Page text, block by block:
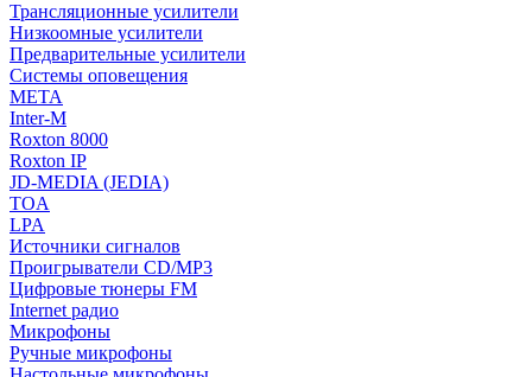
Трансляционные усилители
Низкоомные усилители
Предварительные усилители
Системы оповещения
МЕТА
Inter-M
Roxton 8000
Roxton IP
JD-MEDIA (JEDIA)
TOA
LPA
Источники сигналов
Проигрыватели CD/MP3
Цифровые тюнеры FM
Internet радио
Микрофоны
Ручные микрофоны